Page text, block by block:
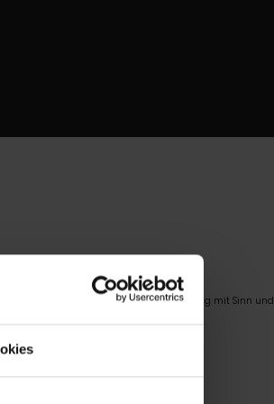
Digitalisierung mit Sinn und